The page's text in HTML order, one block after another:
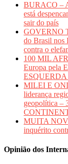
BURACO –
está
sair do país
GOVERNO
do Brasil nos
contra o
100 MIL
Europa pela
MILEI E
liderança
geopolítica –
MUITA
inquérito
Opinião dos